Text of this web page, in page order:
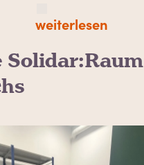
weiterlesen
Solidar:Raum